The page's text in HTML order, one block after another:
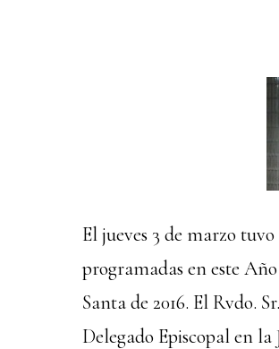
El jueves 3 de marzo
programadas en este
Santa de 2016. El Rvdo.
Delegado Episcopal en